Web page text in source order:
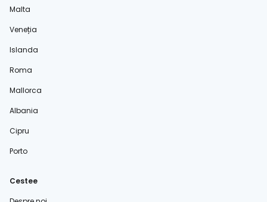
Malta
Veneția
Islanda
Roma
Mallorca
Albania
Cipru
Porto
Cestee